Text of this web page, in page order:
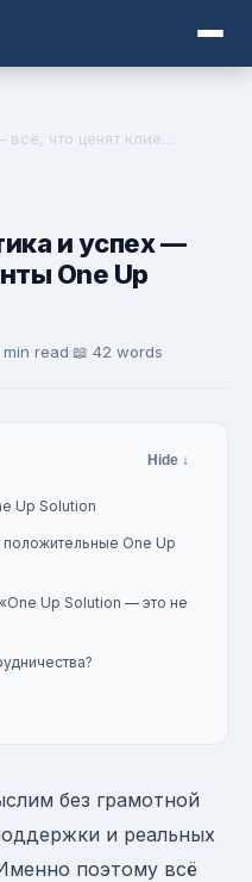
что ценят клие...
и успех —
One Up
min read·📖 42 words
Hide ↓
Up Solution
One Up
Up Solution — это не
без грамотной
и реальных
поэтому всё